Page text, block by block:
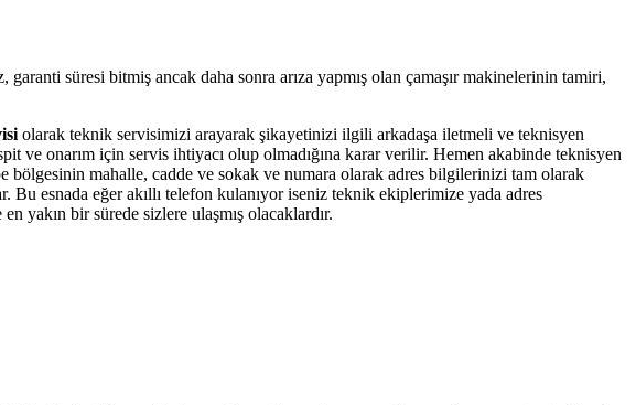
süresi bitmiş ancak daha sonra arıza yapmış olan çamaşır makinelerinin tamiri,
olarak teknik servisimizi arayarak şikayetinizi ilgili arkadaşa iletmeli ve teknisyen
onarım için servis ihtiyacı olup olmadığına karar verilir. Hemen akabinde teknisyen
bölgesinin mahalle, cadde ve sokak ve numara olarak adres bilgilerinizi tam olarak
esnada eğer akıllı telefon kulanıyor iseniz teknik ekiplerimize yada adres
yakın bir sürede sizlere ulaşmış olacaklardır.